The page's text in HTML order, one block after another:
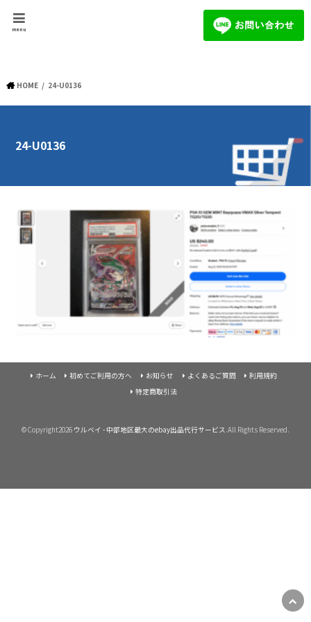
menu
HOME 24-U0136
24-U0136
ホーム 初めてご利用の方へ お知らせ よくあるご質問
利用規約
特定商取引法
©Copyright2026 ウルベイ - 中部地区最大のebay出品代行サービス.All Rights Reserved.